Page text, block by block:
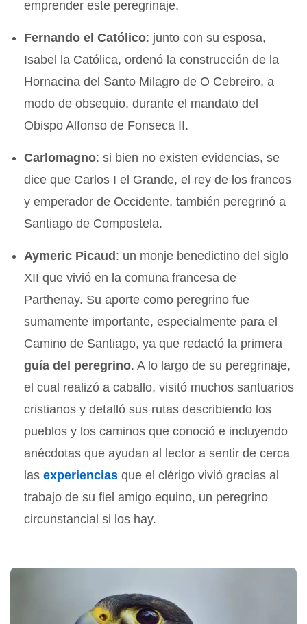
emprender este peregrinaje.
Fernando el Católico: junto con su esposa,
Isabel la Católica, ordenó la construcción de la
Hornacina del Santo Milagro de O Cebreiro, a
modo de obsequio, durante el mandato del
Obispo Alfonso de Fonseca II.
Carlomagno: si bien no existen evidencias, se
dice que Carlos I el Grande, el rey de los francos
y emperador de Occidente, también peregrinó a
Santiago de Compostela.
Aymeric Picaud: un monje benedictino del siglo
XII que vivió en la comuna francesa de
Parthenay. Su aporte como peregrino fue
sumamente importante, especialmente para el
Camino de Santiago, ya que redactó la primera
guía del peregrino. A lo largo de su peregrinaje,
el cual realizó a caballo, visitó muchos santuarios
cristianos y detalló sus rutas describiendo los
pueblos y los caminos que conoció e incluyendo
anécdotas que ayudan al lector a sentir de cerca
lasexperiencias que el clérigo vivió gracias al
trabajo de su fiel amigo equino, un peregrino
circunstancial si los hay.